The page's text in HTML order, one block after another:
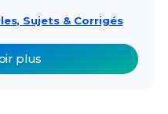
Sujets & Corrigés
plus